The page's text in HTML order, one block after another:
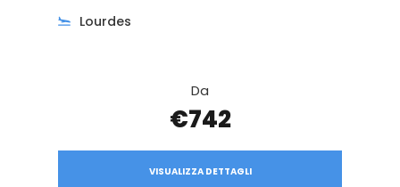
Lourdes
Da
€742
VISUALIZZA DETTAGLI